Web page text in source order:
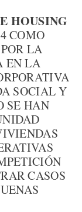
HOUSING
COMO
LA
EN LA
SOCIAL Y
SE HAN
CASOS